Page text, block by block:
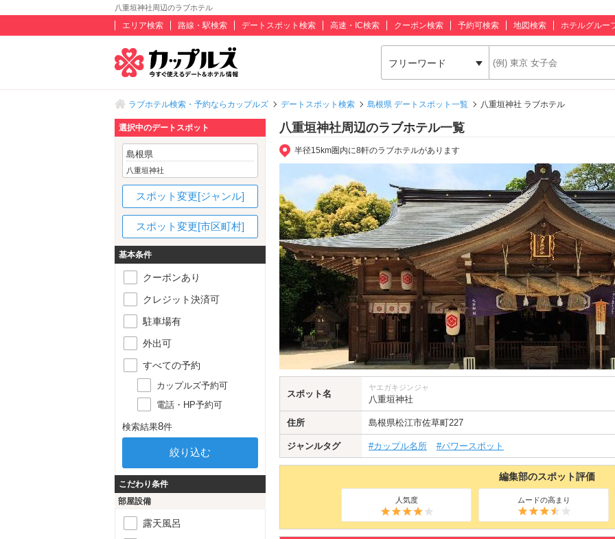
八重垣神社周辺のラブホテル
エリア検索 路線・駅検索 デートスポット検索 高速・IC検索 クーポン検索 予約可検索 地図検索 ホテルグルー
フリーワード
ラブホテル検索・予約ならカップルズ デートスポット検索 島根県 デートスポット一覧 八重垣神社 ラブホテル
八重垣神社周辺のラブホテル一覧
半径15km圏内に8軒のラブホテルがあります
スポット名
ヤエガキジンジャ
八重垣神社
住所 島根県松江市佐草町227
ジャンルタグ #カップル名所 #パワースポット
編集部のスポット評価
人気度 ムードの高まり
選択中のデートスポット
島根県
八重垣神社
スポット変更[ジャンル]
スポット変更[市区町村]
基本条件
クーポンあり
クレジット決済可
駐車場有
外出可
すべての予約
カップルズ予約可
電話・HP予約可
検索結果8件
こだわり条件
部屋設備
露天風呂